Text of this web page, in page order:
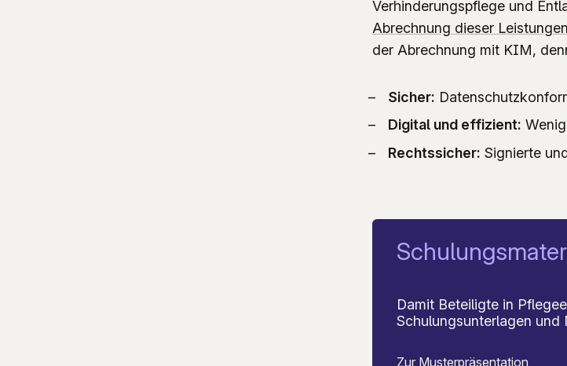
Verhinderungspflege und
Abrechnung dieser Leistungen
der Abrechnung mit KIM,
Sicher:
Digital und effizient:
Rechtssicher: Signierte
Damit Beteiligte in
Schulungsunterlagen
Zur Musterpräsentation